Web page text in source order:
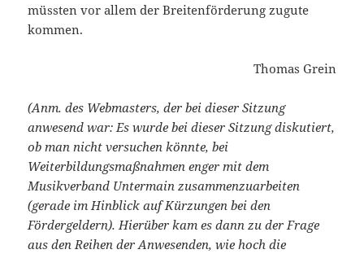
müssten vor allem der Breitenförderung zugute
kommen.
Thomas Grein
(Anm. des Webmasters, der bei dieser Sitzung
anwesend war: Es wurde bei dieser Sitzung diskutiert,
ob man nicht versuchen könnte, bei
Weiterbildungsmaßnahmen enger mit dem
Musikverband Untermain zusammenzuarbeiten
(gerade im Hinblick auf Kürzungen bei den
Fördergeldern). Hierüber kam es dann zu der Frage
aus den Reihen der Anwesenden, wie hoch die